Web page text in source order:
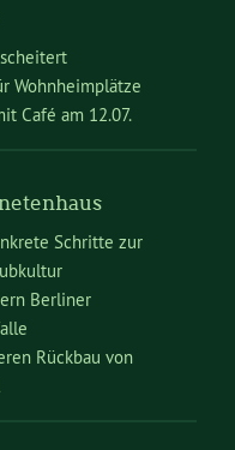
Wohnheimplätze
Café am 12.07.
Schritte zur
Berliner
Rückbau von